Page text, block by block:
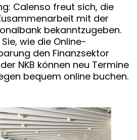
Calenso freut sich, die
mit der
bekanntzugeben.
wie die Online-
den Finanzsektor
NKB können neu Termine
bequem online buchen.